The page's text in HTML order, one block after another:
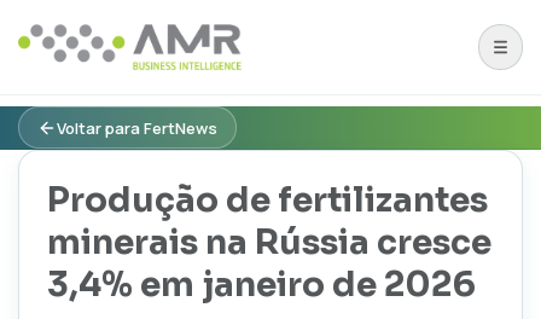
Voltar para FertNews
Produção de fertilizantes
minerais na Rússia cresce
3,4% em janeiro de 2026